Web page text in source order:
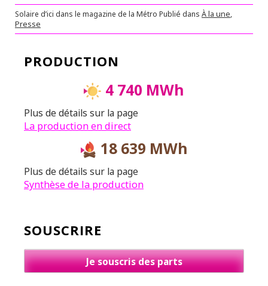
Solaire d’ici dans le magazine de la Métro Publié dans À la une,
Presse
PRODUCTION
4 740 MWh
Plus de détails sur la page
La production en direct
18 639 MWh
Plus de détails sur la page
Synthèse de la production
SOUSCRIRE
Je souscris des parts